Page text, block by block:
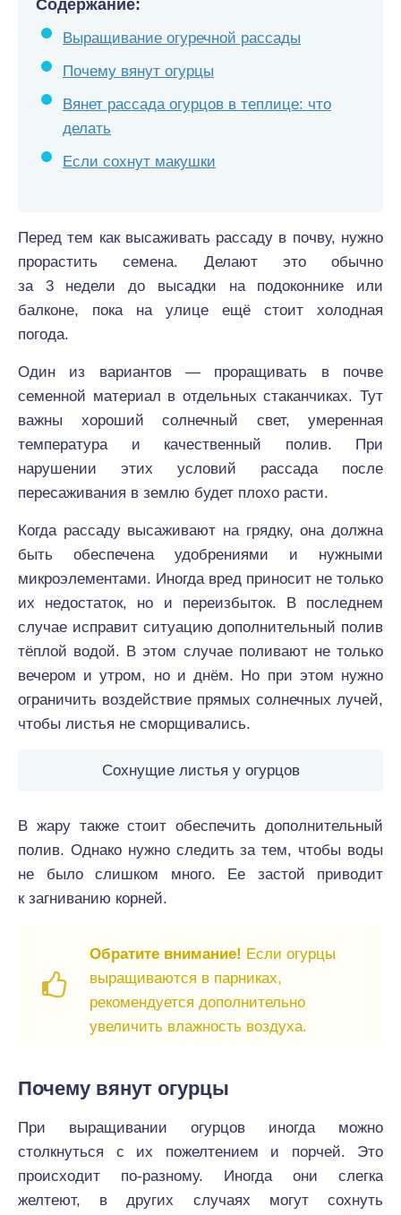
Содержание:
Выращивание огуречной рассады
Почему вянут огурцы
Вянет рассада огурцов в теплице: что
делать
Если сохнут макушки
Перед тем как высаживать рассаду в почву, нужно
прорастить семена. Делают это обычно
за 3 недели до высадки на подоконнике или
балконе, пока на улице ещё стоит холодная
погода.
Один из вариантов — проращивать в почве
семенной материал в отдельных стаканчиках. Тут
важны хороший солнечный свет, умеренная
температура и качественный полив. При
нарушении этих условий рассада после
пересаживания в землю будет плохо расти.
Когда рассаду высаживают на грядку, она должна
быть обеспечена удобрениями и нужными
микроэлементами. Иногда вред приносит не только
их недостаток, но и переизбыток. В последнем
случае исправит ситуацию дополнительный полив
тёплой водой. В этом случае поливают не только
вечером и утром, но и днём. Но при этом нужно
ограничить воздействие прямых солнечных лучей,
чтобы листья не сморщивались.
Сохнущие листья у огурцов
В жару также стоит обеспечить дополнительный
полив. Однако нужно следить за тем, чтобы воды
не было слишком много. Ее застой приводит
к загниванию корней.
Обратите внимание! Если огурцы
выращиваются в парниках,
рекомендуется дополнительно
увеличить влажность воздуха.
Почему вянут огурцы
При выращивании огурцов иногда можно
столкнуться с их пожелтением и порчей. Это
происходит по-разному. Иногда они слегка
желтеют, в других случаях могут сохнуть